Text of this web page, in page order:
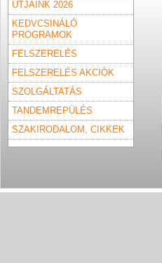
ÚTJAINK 2026
KEDVCSINÁLÓ
PROGRAMOK
FELSZERELÉS
FELSZERELÉS AKCIÓK
SZOLGÁLTATÁS
TANDEMREPÜLÉS
SZAKIRODALOM, CIKKEK